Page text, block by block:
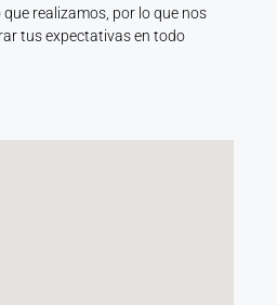
realizamos, por lo que nos
tus expectativas en todo